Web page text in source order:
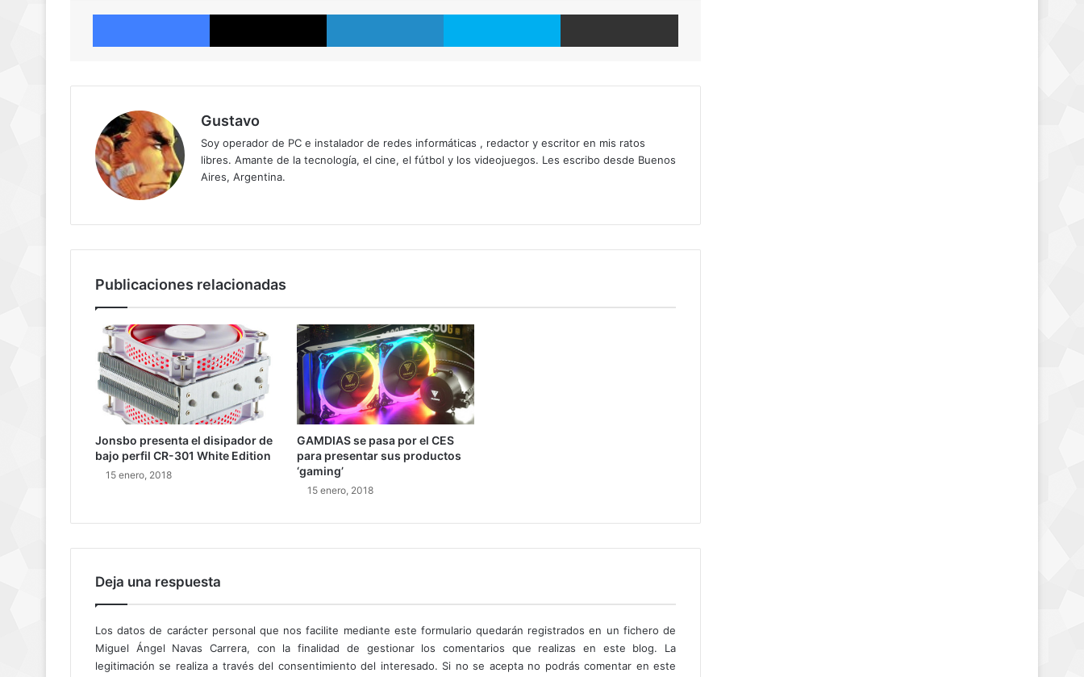
Facebook X LinkedIn Skype
Gustavo
Soy operador de PC e instalador de redes informáticas , redactor y escritor en mis ratos
libres. Amante de la tecnología, el cine, el fútbol y los videojuegos. Les escribo desde Buenos
Aires, Argentina.
Publicaciones relacionadas
Jonsbo presenta el disipador de
bajo perfil CR-301 White Edition
15 enero, 2018
GAMDIAS se pasa por el CES
para presentar sus productos
‘gaming’
15 enero, 2018
Deja una respuesta
Los datos de carácter personal que nos facilite mediante este formulario quedarán registrados en un fichero de
Miguel Ángel Navas Carrera, con la finalidad de gestionar los comentarios que realizas en este blog. La
legitimación se realiza a través del consentimiento del interesado. Si no se acepta no podrás comentar en este